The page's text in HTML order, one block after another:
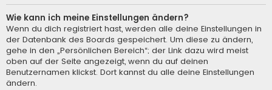
Wie kann ich meine Einstellungen ändern?
Wenn du dich registriert hast, werden alle deine Einstellungen in
der Datenbank des Boards gespeichert. Um diese zu ändern,
gehe in den „Persönlichen Bereich“; der Link dazu wird meist
oben auf der Seite angezeigt, wenn du auf deinen
Benutzernamen klickst. Dort kannst du alle deine Einstellungen
ändern.